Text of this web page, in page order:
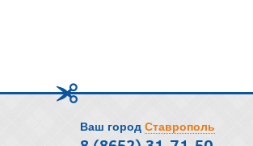
Ваш город Ставрополь